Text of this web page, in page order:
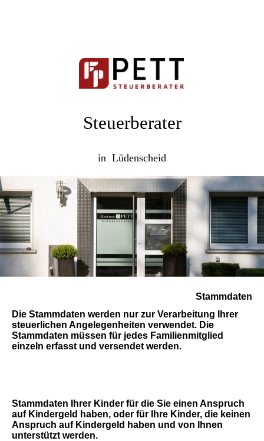
Steuerberater
in Lüdenscheid
Stammdaten
Die Stammdaten werden nur zur Verarbeitung Ihrer
steuerlichen Angelegenheiten verwendet. Die
Stammdaten müssen für jedes Familienmitglied
einzeln erfasst und versendet werden.
Stammdaten Ihrer Kinder für die Sie einen Anspruch
auf Kindergeld haben, oder für Ihre Kinder, die keinen
Anspruch auf Kindergeld haben und von Ihnen
unterstützt werden.